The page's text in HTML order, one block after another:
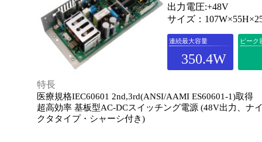
出力電圧:+48V
サイズ：
連続最大容量
350.4W
ピーク
特長
医療規格IEC60601 2nd,3rd(ANSI/AAMI ES60601-1)取得
超高効率 基板型AC-DCスイッチング電源 (48V出力、ナ
クタタイプ・シャーシ付き)